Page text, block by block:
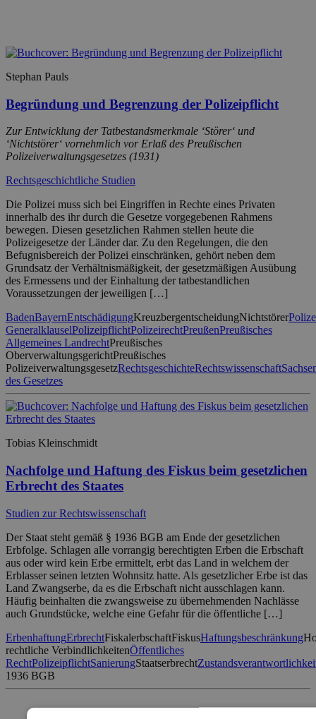
Stephan Pauls
Begründung und Begrenzung der Polizeipflicht
Zur Entwicklung der Tatbestandsmerkmale ‘Störer‘ und
‘Nichtstörer‘ vornehmlich vor Erlaß des Preußischen
Polizeiverwaltungsgesetzes (1931)
Rechtsgeschichtliche Studien
Die Polizei muss sich bei Eingriffen in Rechte eines Privaten
innerhalb des ihr durch die Gesetze vorgegebenen Rahmens
bewegen. Diesen gesetzlichen Rahmen stellen heute die
Polizeigesetze der Länder dar. Zu den Regelungen, die den
Befugnisbereich der Polizei einschränken, gehört neben dem
Grundsatz der Verhältnismäßigkeit, der gesetzmäßigen Ausübung
des Ermessens und der Einhaltung der tatbestandlichen
Voraussetzungen der jeweiligen […]
BadenBayernEntschädigungKreuzbergentscheidungNichtstörer
GeneralklauselPolizeipflichtPolizeirechtPreußenPreußisches
Allgemeines LandrechtPreußisches
OberverwaltungsgerichtPreußisches
PolizeiverwaltungsgesetzRechtsgeschichteRechtswissenschaft
des Gesetzes
Tobias Kleinschmidt
Nachfolge und Haftung des Fiskus beim gesetzlichen
Erbrecht des Staates
Studien zur Rechtswissenschaft
Der Staat steht gemäß § 1936 BGB am Ende der gesetzlichen
Erbfolge. Schlagen alle vorrangig berechtigten Erben die Erbschaft
aus oder wird kein Erbe ermittelt, erbt das Land in welchem der
Erblasser seinen letzten Wohnsitz hatte. Als gesetzlicher Erbe ist das
Land Zwangserbe, da es die Erbschaft nicht ausschlagen kann.
Häufig beinhalten die zwangsweise zu übernehmenden Nachlässe
auch Grundstücke, welche eine Gefahr für die öffentliche […]
ErbenhaftungErbrechtFiskalerbschaftFiskusHaftungsbeschränkung
rechtliche VerbindlichkeitenÖffentliches
RechtPolizeipflichtSanierungStaatserbrecht
1936 BGB